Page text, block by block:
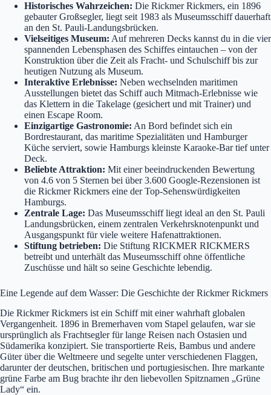
Historisches Wahrzeichen: Die Rickmer Rickmers, ein 1896
gebauter Großsegler, liegt seit 1983 als Museumsschiff dauerhaft
an den St. Pauli-Landungsbrücken.
Vielseitiges Museum: Auf mehreren Decks kannst du in die vier
spannenden Lebensphasen des Schiffes eintauchen – von der
Konstruktion über die Zeit als Fracht- und Schulschiff bis zur
heutigen Nutzung als Museum.
Interaktive Erlebnisse: Neben wechselnden maritimen
Ausstellungen bietet das Schiff auch Mitmach-Erlebnisse wie
das Klettern in die Takelage (gesichert und mit Trainer) und
einen Escape Room.
Einzigartige Gastronomie: An Bord befindet sich ein
Bordrestaurant, das maritime Spezialitäten und Hamburger
Küche serviert, sowie Hamburgs kleinste Karaoke-Bar tief unter
Deck.
Beliebte Attraktion: Mit einer beeindruckenden Bewertung
von 4.6 von 5 Sternen bei über 3.600 Google-Rezensionen ist
die Rickmer Rickmers eine der Top-Sehenswürdigkeiten
Hamburgs.
Zentrale Lage: Das Museumsschiff liegt ideal an den St. Pauli
Landungsbrücken, einem zentralen Verkehrsknotenpunkt und
Ausgangspunkt für viele weitere Hafenattraktionen.
Stiftung betrieben: Die Stiftung RICKMER RICKMERS
betreibt und unterhält das Museumsschiff ohne öffentliche
Zuschüsse und hält so seine Geschichte lebendig.
Eine Legende auf dem Wasser: Die Geschichte der Rickmer Rickmers
Die Rickmer Rickmers ist ein Schiff mit einer wahrhaft globalen
Vergangenheit. 1896 in Bremerhaven vom Stapel gelaufen, war sie
ursprünglich als Frachtsegler für lange Reisen nach Ostasien und
Südamerika konzipiert. Sie transportierte Reis, Bambus und andere
Güter über die Weltmeere und segelte unter verschiedenen Flaggen,
darunter der deutschen, britischen und portugiesischen. Ihre markante
grüne Farbe am Bug brachte ihr den liebevollen Spitznamen „Grüne
Lady“ ein.